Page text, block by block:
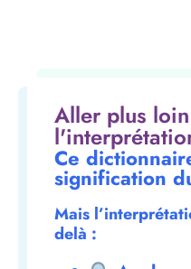
Aller plus
Ce
signification
Mais
delà :